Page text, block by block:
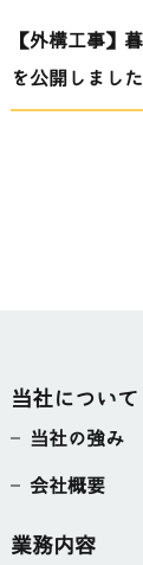
【外構工事】
を公開しまし
当社について
当社の強み
会社概要
業務内容